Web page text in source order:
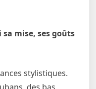
mise, ses goûts
stylistiques.